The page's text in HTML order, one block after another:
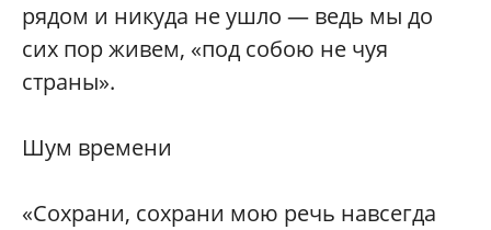
рядом и никуда не ушло — ведь мы до
сих пор живем, «под собою не чуя
страны».
Шум времени
«Сохрани, сохрани мою речь навсегда